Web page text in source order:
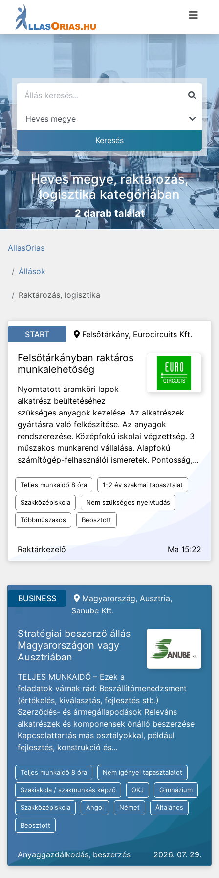
Heves megye, raktározás,
logisztika kategóriában
2 darab találat
AllasOrias
Állások
Raktározás, logisztika
START Felsőtárkány, Eurocircuits Kft.
Felsőtárkányban raktáros
munkalehetőség
Nyomtatott áramköri lapok
alkatrész beültetéséhez
szükséges anyagok kezelése. Az alkatrészek
gyártásra való felkészítése. Az anyagok
rendszerezése. Középfokú iskolai végzettség. 3
műszakos munkarend vállalása. Alapfokú
számítógép-felhasználói ismeretek. Pontosság,...
Teljes munkaidő 8 óra 1-2 év szakmai tapasztalat
Szakközépiskola Nem szükséges nyelvtudás
Többműszakos Beosztott
Raktárkezelő Ma 15:22
BUSINESS
Magyarország, Ausztria,
Sanube Kft.
Stratégiai beszerző állás
Magyarországon vagy
Ausztriában
TELJES MUNKAIDŐ – Ezek a
feladatok várnak rád: Beszállítómenedzsment
(értékelés, kiválasztás, fejlesztés stb.)
Szerződés- és ármegállapodások Releváns
alkatrészek és komponensek önálló beszerzése
Kapcsolattartás más osztályokkal, például
fejlesztés, konstrukció és...
Teljes munkaidő 8 óra Nem igényel tapasztalatot
Szakiskola / szakmunkás képző OKJ Gimnázium
Szakközépiskola Angol Német Általános
Beosztott
Anyaggazdálkodás, beszerzés 2026. 07. 29.